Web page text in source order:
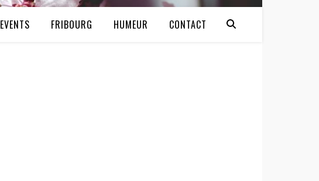
EVENTS FRIBOURG HUMEUR CONTACT